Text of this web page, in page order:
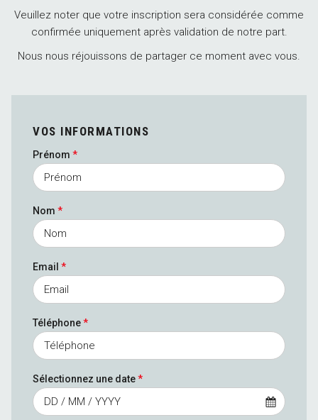
Veuillez noter que votre inscription sera considérée comme
confirmée uniquement après validation de notre part.
Nous nous réjouissons de partager ce moment avec vous.
VOS INFORMATIONS
Prénom *
Nom *
Email *
Téléphone*
Sélectionnez une date*